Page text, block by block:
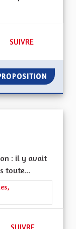
publics en
51 ABONNÉS
SUIVRE
: il y avait
toute...
transitions
50 ABONNÉS
SUIVRE